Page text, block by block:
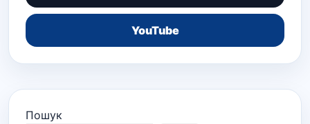
YouTube
Пошук